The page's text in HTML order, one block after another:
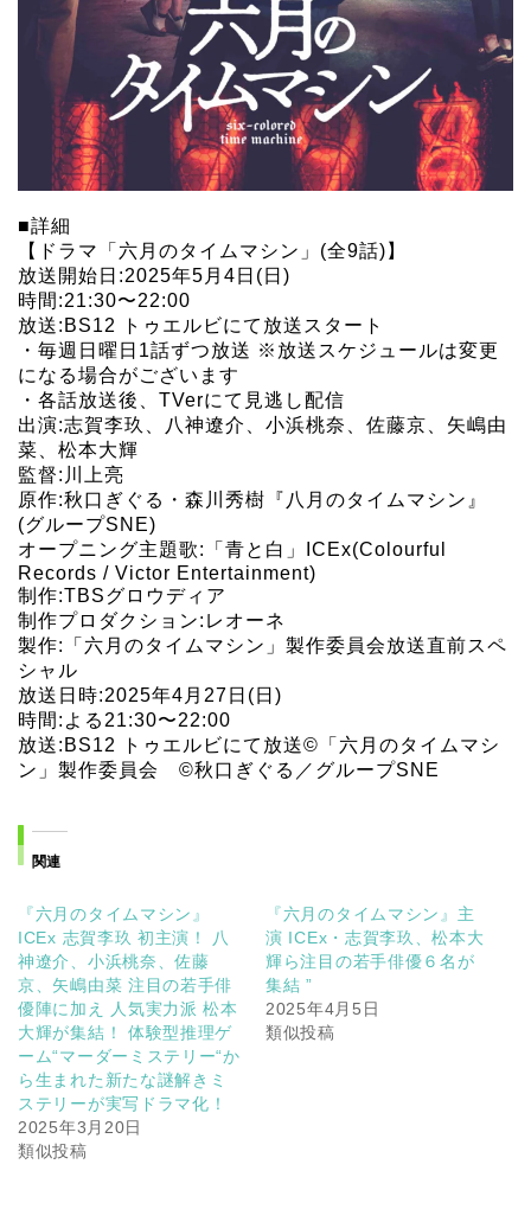
■詳細
【ドラマ「六月のタイムマシン」(全9話)】
放送開始日:2025年5月4日(日)
時間:21:30〜22:00
放送:BS12 トゥエルビにて放送スタート
・毎週日曜日1話ずつ放送 ※放送スケジュールは変更
になる場合がございます
・各話放送後、TVerにて見逃し配信
出演:志賀李玖、八神遼介、小浜桃奈、佐藤京、矢嶋由
菜、松本大輝
監督:川上亮
原作:秋口ぎぐる・森川秀樹『八月のタイムマシン』
(グループSNE)
オープニング主題歌:「青と白」ICEx(Colourful
Records / Victor Entertainment)
制作:TBSグロウディア
制作プロダクション:レオーネ
製作:「六月のタイムマシン」製作委員会放送直前スペ
シャル
放送日時:2025年4月27日(日)
時間:よる21:30〜22:00
放送:BS12 トゥエルビにて放送©「六月のタイムマシ
ン」製作委員会 ©秋口ぎぐる／グループSNE
関連
『六月のタイムマシン』
ICEx 志賀李玖 初主演！ 八
神遼介、小浜桃奈、佐藤
京、矢嶋由菜 注目の若手俳
優陣に加え 人気実力派 松本
大輝が集結！ 体験型推理ゲ
ーム“マーダーミステリー“か
ら生まれた新たな謎解きミ
ステリーが実写ドラマ化！
2025年3月20日
類似投稿
『六月のタイムマシン』主
演 ICEx・志賀李玖、松本大
輝ら注目の若手俳優６名が
集結 ”
2025年4月5日
類似投稿